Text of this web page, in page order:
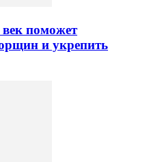
поможет
и укрепить